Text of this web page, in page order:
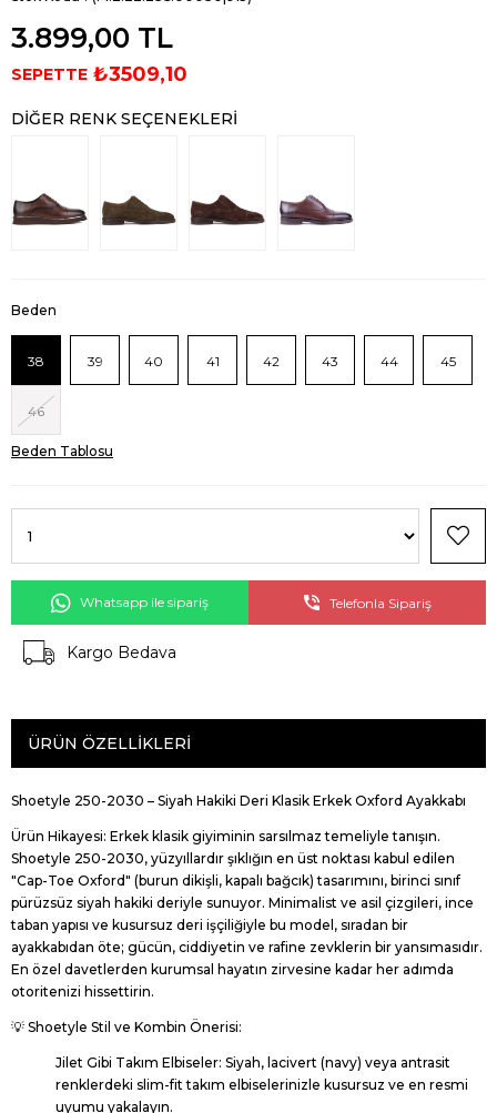
3.899,00 TL
SEPETTE ₺3509,10
DIĞER RENK SEÇENEKLERI
Beden
38 39 40 41 42 43 44 45
46
Beden Tablosu
Whatsapp ile sipariş Telefonla Sipariş
Kargo Bedava
ÜRÜN ÖZELLIKLERI
Shoetyle 250-2030 – Siyah Hakiki Deri Klasik Erkek Oxford Ayakkabı
Ürün Hikayesi: Erkek klasik giyiminin sarsılmaz temeliyle tanışın.
Shoetyle 250-2030, yüzyıllardır şıklığın en üst noktası kabul edilen
"Cap-Toe Oxford" (burun dikişli, kapalı bağcık) tasarımını, birinci sınıf
pürüzsüz siyah hakiki deriyle sunuyor. Minimalist ve asil çizgileri, ince
taban yapısı ve kusursuz deri işçiliğiyle bu model, sıradan bir
ayakkabıdan öte; gücün, ciddiyetin ve rafine zevklerin bir yansımasıdır.
En özel davetlerden kurumsal hayatın zirvesine kadar her adımda
otoritenizi hissettirin.
💡 Shoetyle Stil ve Kombin Önerisi:
Jilet Gibi Takım Elbiseler: Siyah, lacivert (navy) veya antrasit
renklerdeki slim-fit takım elbiselerinizle kusursuz ve en resmi
uyumu yakalayın.